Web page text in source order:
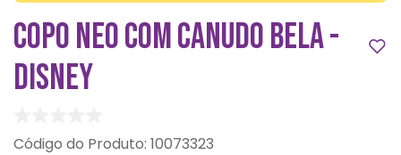
COPO NEO COM CANUDO BELA -
DISNEY
: 10073323